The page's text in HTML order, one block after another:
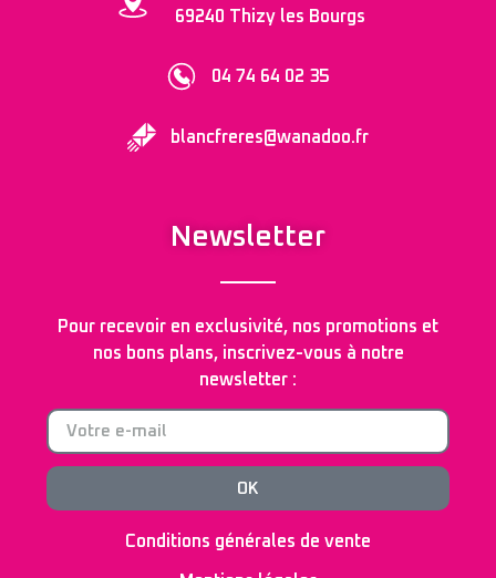
69240 Thizy les Bourgs
04 74 64 02 35
blancfreres@wanadoo.fr
Newsletter
Pour recevoir en exclusivité, nos promotions et
nos bons plans, inscrivez-vous à notre
newsletter :
OK
Conditions générales de vente